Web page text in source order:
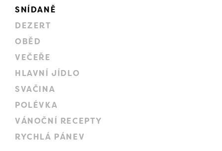
SNÍDANĚ
DEZERT
OBĚD
VEČEŘE
HLAVNÍ JÍDLO
SVAČINA
POLÉVKA
VÁNOČNÍ RECEPTY
RYCHLÁ PÁNEV